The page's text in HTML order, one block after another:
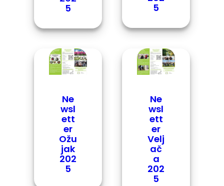
5
5
Ne
wsl
ett
er
Ožu
jak
202
5
Ne
wsl
ett
er
Velj
ač
a
202
5